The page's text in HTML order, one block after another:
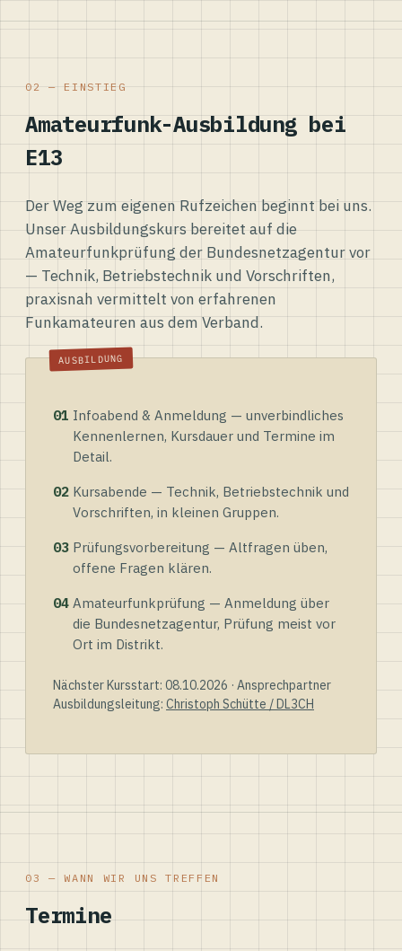
02 — EINSTIEG
Amateurfunk-Ausbildung bei
E13
Der Weg zum eigenen Rufzeichen beginnt bei uns.
Unser Ausbildungskurs bereitet auf die
Amateurfunkprüfung der Bundesnetzagentur vor
— Technik, Betriebstechnik und Vorschriften,
praxisnah vermittelt von erfahrenen
Funkamateuren aus dem Verband.
01 Infoabend & Anmeldung — unverbindliches
Kennenlernen, Kursdauer und Termine im
Detail.
02 Kursabende — Technik, Betriebstechnik und
Vorschriften, in kleinen Gruppen.
03 Prüfungsvorbereitung — Altfragen üben,
offene Fragen klären.
04 Amateurfunkprüfung — Anmeldung über
die Bundesnetzagentur, Prüfung meist vor
Ort im Distrikt.
Nächster Kursstart: 08.10.2026 · Ansprechpartner
Ausbildungsleitung: Christoph Schütte / DL3CH
03 — WANN WIR UNS TREFFEN
Termine